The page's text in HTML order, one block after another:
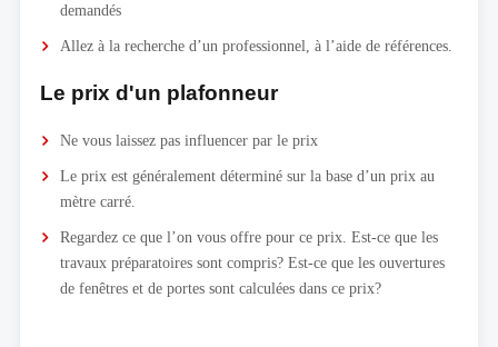
demandés
Allez à la recherche d’un professionnel, à l’aide de références.
Le prix d'un plafonneur
Ne vous laissez pas influencer par le prix
Le prix est généralement déterminé sur la base d’un prix au
mètre carré.
Regardez ce que l’on vous offre pour ce prix. Est-ce que les
travaux préparatoires sont compris? Est-ce que les ouvertures
de fenêtres et de portes sont calculées dans ce prix?